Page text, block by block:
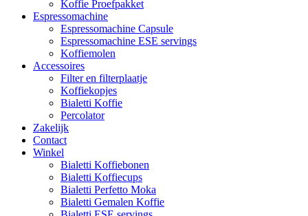
Koffie Proefpakket
Espressomachine
Espressomachine Capsule
Espressomachine ESE servings
Koffiemolen
Accessoires
Filter en filterplaatje
Koffiekopjes
Bialetti Koffie
Percolator
Zakelijk
Contact
Winkel
Bialetti Koffiebonen
Bialetti Koffiecups
Bialetti Perfetto Moka
Bialetti Gemalen Koffie